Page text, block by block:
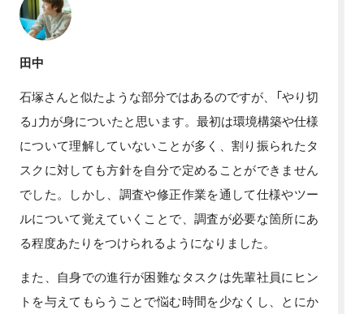
田中
石塚さんと似たような部分ではあるのですが、「やり切
る」力が身についたと思います。最初は環境構築や仕様
について理解していないことが多く、割り振られたタ
スクに対しても方針を自分で定めることができません
でした。しかし、調査や修正作業を通して仕様やツー
ルについて覚えていくことで、調査が必要な箇所にあ
る程度あたりをつけられるようになりました。
また、自身での進行が困難なタスクは先輩社員にヒン
トを与えてもらうことで悩む時間を少なくし、とにか